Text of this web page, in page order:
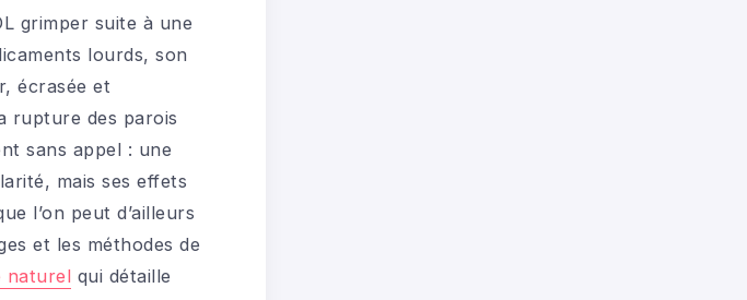
grimper suite à une
lourds, son
écrasée et
rupture des parois
sans appel : une
mais ses effets
l’on peut d’ailleurs
et les méthodes de
naturel qui détaille